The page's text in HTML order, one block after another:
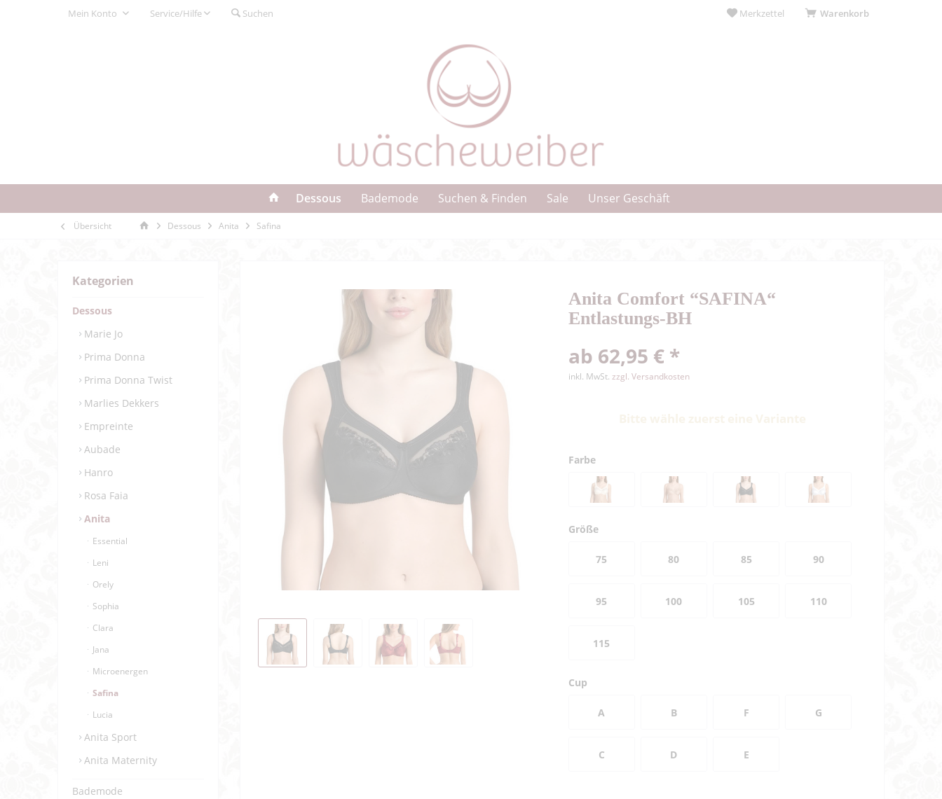
Warenkorb
Merkzettel
Mein Konto Service/Hilfe Suchen
Dessous Bademode Suchen & Finden Sale Unser Geschäft
Übersicht Dessous Anita Safina
Kategorien
Dessous
Marie Jo
Prima Donna
Prima Donna Twist
Marlies Dekkers
Empreinte
Aubade
Hanro
Rosa Faia
Anita
Essential
Leni
Orely
Sophia
Clara
Jana
Microenergen
Safina
Lucia
Anita Sport
Anita Maternity
Bademode
Anita Comfort “SAFINA“
Entlastungs-BH
ab 62,95 € *
inkl. MwSt. zzgl. Versandkosten
Farbe
Größe
75 80 85 90
95 100 105 110
115
Cup
A B F G
C D E